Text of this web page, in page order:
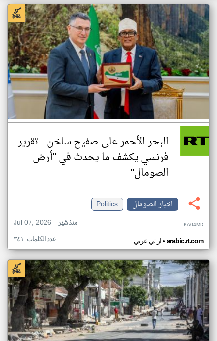
البحر الأحمر على صفيح ساخن.. تقرير
فرنسي يكشف ما يحدث في "أرض
الصومال"
اخبار الصومال
Politics
Jul 07, 2026
منذ شهر KA04MD
ار تي عربي• arabic.rt.com عدد الكلمات: ٣٤١